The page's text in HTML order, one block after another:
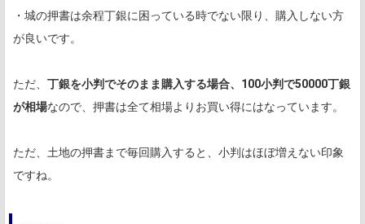
・城の押書は余程丁銀に困っている時でない限り、購入しない方
が良いです。
ただ、 丁銀を小判でそのまま購入する場合、100小判で50000丁銀
が相場なので、押書は全て相場よりお買い得にはなっています。
ただ、土地の押書まで毎回購入すると、小判はほぼ増えない印象
ですね。